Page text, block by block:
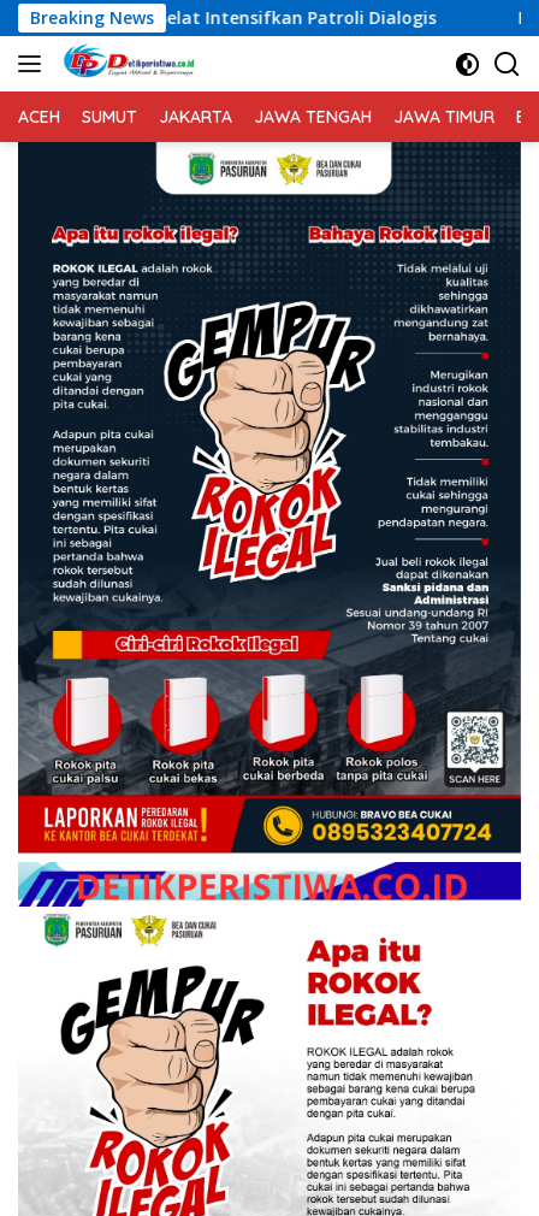
Langsung
ke
konten
Breaking News
Intensifkan Patroli Dialogis Melalaui Patroli
ACEH SUMUT JAKARTA JAWA TENGAH JAWA TIMUR